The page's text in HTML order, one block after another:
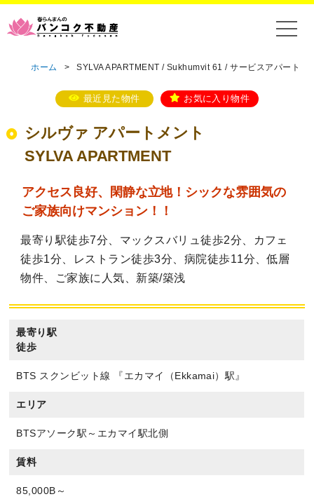
ホーム > SYLVA APARTMENT / Sukhumvit 61 / サービスアパート
最近見た物件 お気に入り物件
シルヴァ アパートメント
SYLVA APARTMENT
アクセス良好、閑静な立地！シックな雰囲気の
ご家族向けマンション！！
最寄り駅徒歩7分、マックスバリュ徒歩2分、カフェ
徒歩1分、レストラン徒歩3分、病院徒歩11分、低層
物件、ご家族に人気、新築/築浅
最寄り駅
徒歩
BTS スクンビット線 『エカマイ（Ekkamai）駅』
エリア
BTSアソーク駅～エカマイ駅北側
賃料
85,000B～